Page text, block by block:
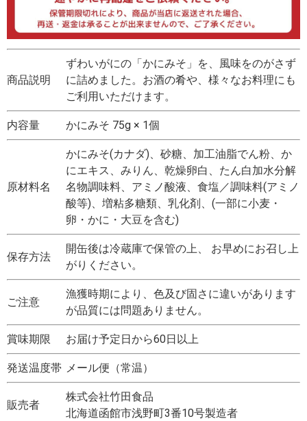
商品説明
ずわいがにの「かにみそ」を、風味をのがさず
に詰めました。お酒の肴や、様々なお料理にも
ご利用いただけます。
内容量 かにみそ 75g × 1個
原材料名
かにみそ(カナダ)、砂糖、加工油脂でん粉、か
にエキス、みりん、乾燥卵白、たん白加水分解
名物調味料、アミノ酸液、食塩／調味料(アミノ
酸等)、増粘多糖類、乳化剤、(一部に小麦・
卵・かに・大豆を含む)
保存方法
開缶後は冷蔵庫で保管の上、 お早めにお召し上
がりください。
ご注意
漁獲時期により、色及び固さに違いがあります
が品質には問題ありません。
賞味期限 お届け予定日から60日以上
発送温度帯 メール便（常温）
販売者
株式会社竹田食品
北海道函館市浅野町3番10号製造者